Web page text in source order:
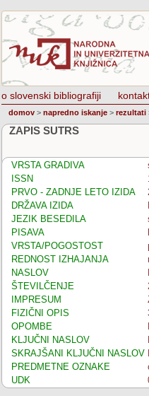
o slovenski bibliografiji
domov > napredno iskanje > rezultati
ZAPIS SUTRS
VRSTA GRADIVA
ISSN
PRVO - ZADNJE LETO IZIDA
DRŽAVA IZIDA
JEZIK BESEDILA
PISAVA
VRSTA/POGOSTOST
REDNOST IZHAJANJA
NASLOV
ŠTEVILČENJE
IMPRESUM
FIZIČNI OPIS
OPOMBE
KLJUČNI NASLOV
SKRAJŠANI KLJUČNI NASLOV
PREDMETNE OZNAKE
UDK